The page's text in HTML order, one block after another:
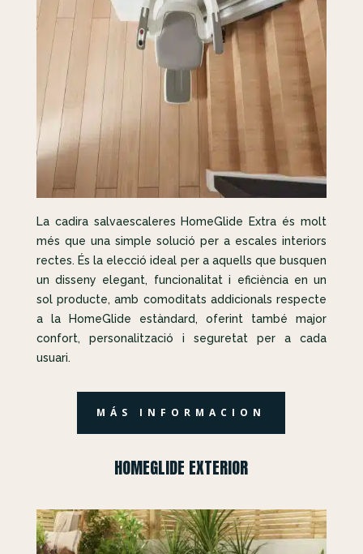
La cadira salvaescaleres HomeGlide Extra és molt
més que una simple solució per a escales interiors
rectes. És la elecció ideal per a aquells que busquen
un disseny elegant, funcionalitat i eficiència en un
sol producte, amb comoditats addicionals respecte
a la HomeGlide estàndard, oferint també major
confort, personalització i seguretat per a cada
usuari.
MÁS INFORMACION
HOMEGLIDE EXTERIOR